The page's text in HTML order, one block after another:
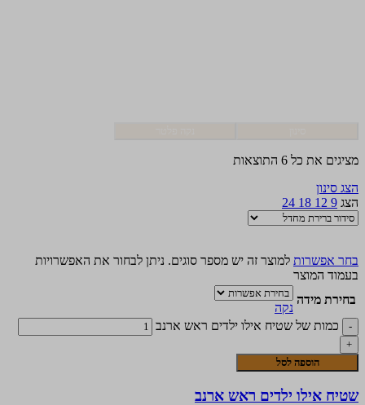
מציגים את כל ⁦6⁩ התוצאות
הצג סינון
הצג 9
12
18
24
בחר אפשרות למוצר זה יש מספר סוגים. ניתן לבחור את האפשרויות
בעמוד המוצר
בחירת מידה
נקה
כמות של שטיח אילו ילדים ראש ארנב
הוספה לסל
שטיח אילו ילדים ראש ארנב